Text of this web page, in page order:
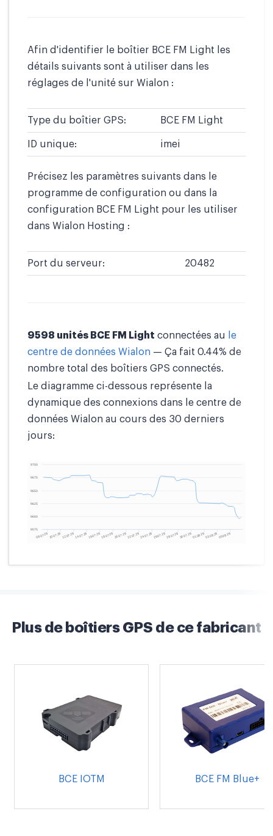
Afin d'identifier le boîtier BCE FM Light les
détails suivants sont à utiliser dans les
réglages de l'unité sur Wialon :
Type du boîtier GPS: BCE FM Light
ID unique: imei
Précisez les paramètres suivants dans le
programme de configuration ou dans la
configuration BCE FM Light pour les utiliser
dans Wialon Hosting :
Port du serveur: 20482
9598 unités BCE FM Light connectées au
le
centre de données Wialon — Ça fait 0.44% de
nombre total des boîtiers GPS connectés.
Le diagramme ci-dessous représente la
dynamique des connexions dans le centre de
données Wialon au cours des 30 derniers
jours:
Plus de boîtiers GPS de ce fabricant
BCE IOTM BCE FM Blue+